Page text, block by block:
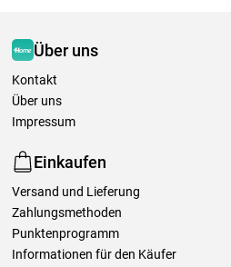
Über uns
Kontakt
Über uns
Impressum
Einkaufen
Versand und Lieferung
Zahlungsmethoden
Punktenprogramm
Informationen für den Käufer